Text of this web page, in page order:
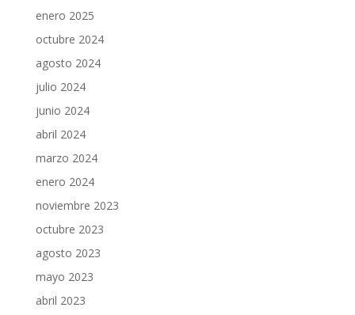
enero 2025
octubre 2024
agosto 2024
julio 2024
junio 2024
abril 2024
marzo 2024
enero 2024
noviembre 2023
octubre 2023
agosto 2023
mayo 2023
abril 2023